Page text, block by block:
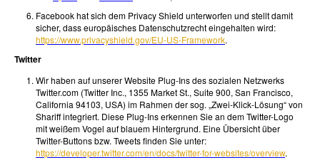
Facebook hat sich dem Privacy Shield unterworfen und stellt damit
sicher, dass europäisches Datenschutzrecht eingehalten wird:
https://www.privacyshield.gov/EU-US-Framework.
Twitter
Wir haben auf unserer Website Plug-Ins des sozialen Netzwerks
Twitter.com (Twitter Inc., 1355 Market St., Suite 900, San Francisco,
California 94103, USA) im Rahmen der sog. „Zwei-Klick-Lösung“ von
Shariff integriert. Diese Plug-Ins erkennen Sie an dem Twitter-Logo
mit weißem Vogel auf blauem Hintergrund. Eine Übersicht über
Twitter-Buttons bzw. Tweets finden Sie unter:
https://developer.twitter.com/en/docs/twitter-for-websites/overview.